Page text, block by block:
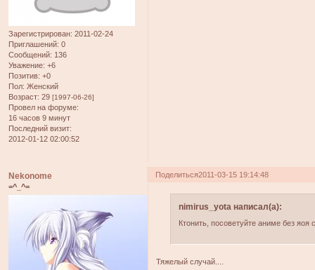
Зарегистрирован: 2011-02-24
Приглашений: 0
Сообщений: 136
Уважение: +6
Позитив: +0
Пол: Женский
Возраст: 29 [1997-06-26]
Провел на форуме:
16 часов 9 минут
Последний визит:
2012-01-12 02:00:52
Поделиться2011-03-15 19:14:48
Nekonome
=^_^=
nimirus_yota написал(а):
Ктонить, посоветуйте аниме без яоя
Тяжелый случай....